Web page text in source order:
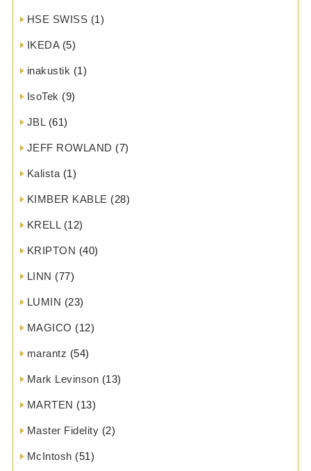
HSE SWISS (1)
IKEDA(5)
inakustik (1)
IsoTek (9)
JBL(61)
JEFF ROWLAND (7)
Kalista (1)
KIMBER KABLE (28)
KRELL(12)
KRIPTON (40)
LINN (77)
LUMIN (23)
MAGICO (12)
marantz (54)
Mark Levinson (13)
MARTEN (13)
Master Fidelity (2)
McIntosh (51)